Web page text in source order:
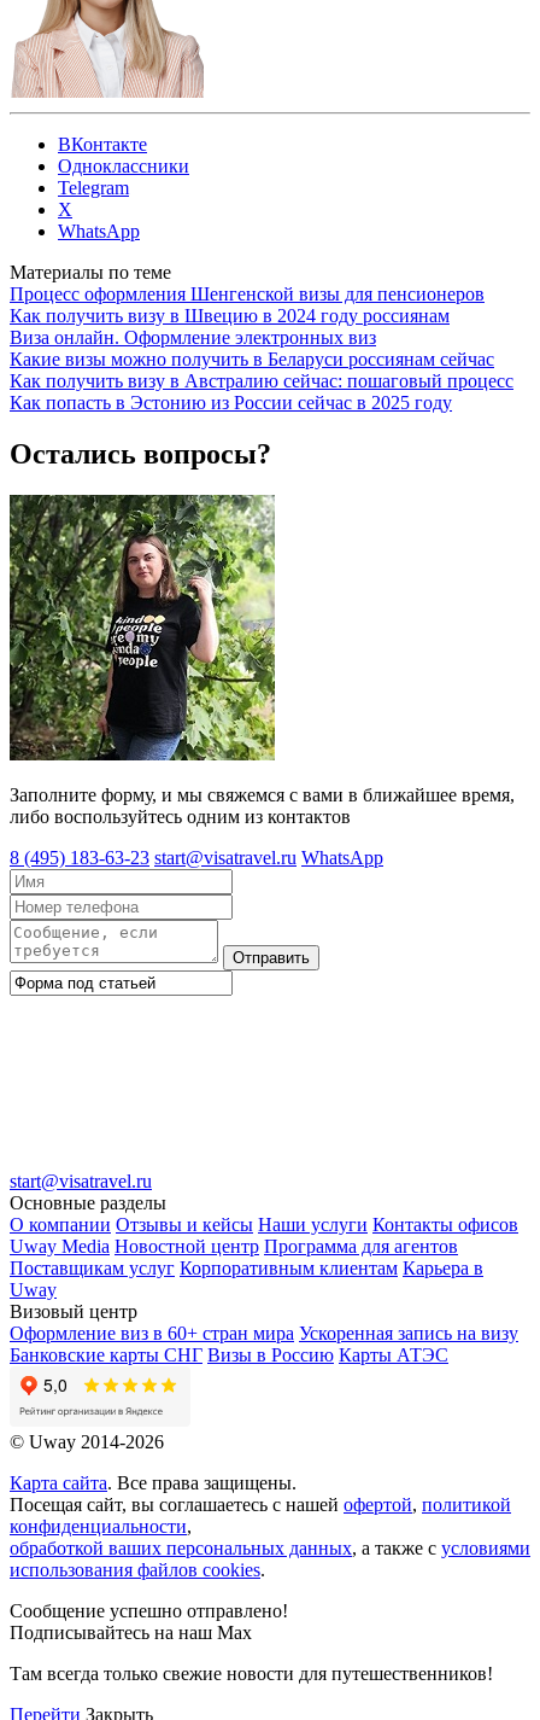
ВКонтакте
Одноклассники
Telegram
X
WhatsApp
Материалы по теме
Процесс оформления Шенгенской визы для пенсионеров
Как получить визу в Швецию в 2024 году россиянам
Виза онлайн. Оформление электронных виз
Какие визы можно получить в Беларуси россиянам сейчас
Как получить визу в Австралию сейчас: пошаговый процесс
Как попасть в Эстонию из России сейчас в 2025 году
Остались вопросы?
Заполните форму, и мы свяжемся с вами в ближайшее время,
либо воспользуйтесь одним из контактов
8 (495) 183-63-23 start@visatravel.ru WhatsApp
Отправить
start@visatravel.ru
Основные разделы
О компании Отзывы и кейсы Наши услуги Контакты офисов
Uway Media Новостной центр Программа для агентов
Поставщикам услуг Корпоративным клиентам Карьера в
Uway
Визовый центр
Оформление виз в 60+ стран мира Ускоренная запись на визу
Банковские карты СНГ Визы в Россию Карты АТЭС
© Uway 2014-2026
Карта сайта. Все права защищены.
Посещая сайт, вы соглашаетесь с нашей офертой, политикой
конфиденциальности,
обработкой ваших персональных данных, а также с условиями
использования файлов cookies.
Сообщение успешно отправлено!
Подписывайтесь на наш Max
Там всегда только свежие новости для путешественников!
Перейти Закрыть